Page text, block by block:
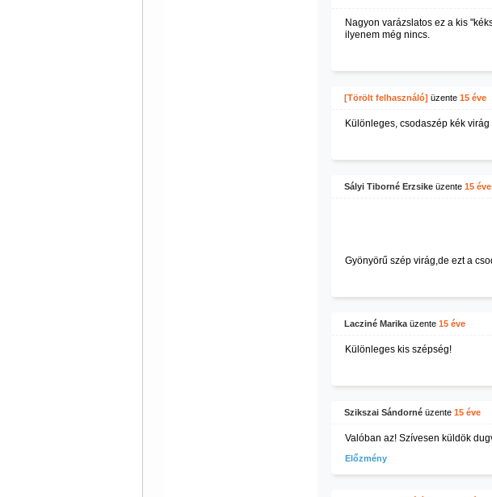
Nagyon varázslatos ez a kis
ilyenem még nincs.
[Törölt felhasználó] üzente 15 éve
Különleges, csodaszép kék virág
Sályi Tiborné Erzsikeüzente 15 éve
Gyönyörű szép virág,de ezt a
Lacziné Marikaüzente 15 éve
Különleges kis szépség!
Szikszai Sándornéüzente 15 éve
Valóban az! Szívesen küldök
Előzmény